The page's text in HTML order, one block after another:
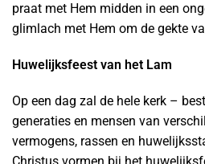
praat met Hem midden in een
glimlach met Hem om de gekte
Huwelijksfeest van het Lam
Op een dag zal de hele kerk –
generaties en mensen van
vermogens, rassen en